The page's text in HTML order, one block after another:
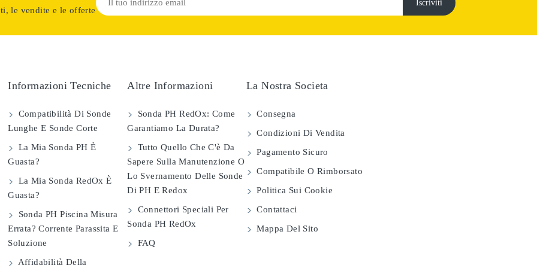
le vendite e le offerte
Informazioni Tecniche
Compatibilità Di Sonde
Lunghe E Sonde Corte
La Mia Sonda PH È
Guasta?
La Mia Sonda RedOx È
Guasta?
Sonda PH Piscina Misura
Errata? Corrente Parassita E
Soluzione
Affidabilità Della
Altre Informazioni
Sonda PH RedOx: Come
Garantiamo La Durata?
Tutto Quello Che C'è Da
Sapere Sulla Manutenzione O
Lo Svernamento Delle Sonde
Di PH E Redox
Connettori Speciali Per
Sonda PH RedOx
FAQ
La Nostra Societa
Consegna
Condizioni Di Vendita
Pagamento Sicuro
Compatibile O Rimborsato
Politica Sui Cookie
Contattaci
Mappa Del Sito